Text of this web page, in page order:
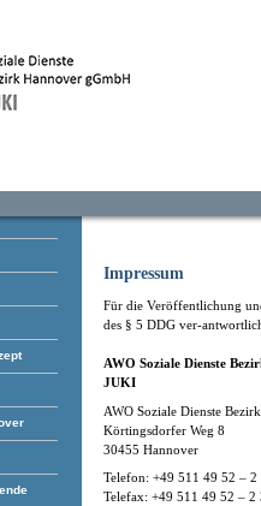
Impressum
Für die Veröffentlichung
des § 5 DDG ver-
AWO Soziale Dienste
JUKI
AWO Soziale Dienste
Körtingsdorfer Weg 8
30455 Hannover
Telefon: +49 511 49 52 – 2
Telefax: +49 511 49 52 – 2